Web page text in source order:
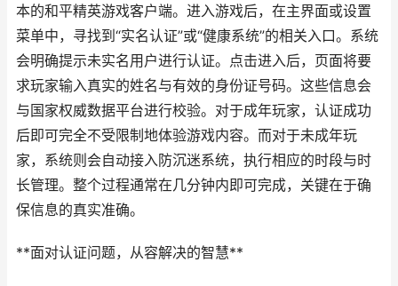
本的和平精英游戏客户端。进入游戏后，在主界面或设置
菜单中，寻找到“实名认证”或“健康系统”的相关入口。系统
会明确提示未实名用户进行认证。点击进入后，页面将要
求玩家输入真实的姓名与有效的身份证号码。这些信息会
与国家权威数据平台进行校验。对于成年玩家，认证成功
后即可完全不受限制地体验游戏内容。而对于未成年玩
家，系统则会自动接入防沉迷系统，执行相应的时段与时
长管理。整个过程通常在几分钟内即可完成，关键在于确
保信息的真实准确。
**面对认证问题，从容解决的智慧**